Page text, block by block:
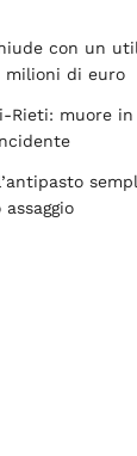
con un
milioni di euro
Rieti: muore